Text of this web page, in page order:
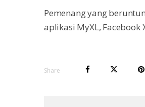
Pemenang yang
aplikasi MyXL, Facebook
Share